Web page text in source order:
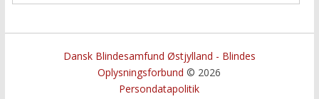
Dansk Blindesamfund Østjylland - Blindes
Oplysningsforbund © 2026
Persondatapolitik